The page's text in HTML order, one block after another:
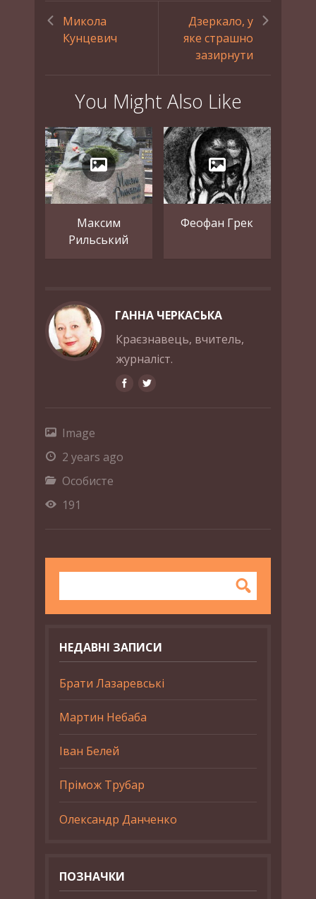
Микола
Кунцевич
Дзеркало, у
яке страшно
зазирнути
You Might Also Like
Максим
Рильський
Феофан Грек
ГАННА ЧЕРКАСЬКА
Краєзнавець, вчитель,
журналіст.
Image
2 years ago
Особисте
191
НЕДАВНІ ЗАПИСИ
Брати Лазаревські
Мартин Небаба
Іван Белей
Прімож Трубар
Олександр Данченко
ПОЗНАЧКИ